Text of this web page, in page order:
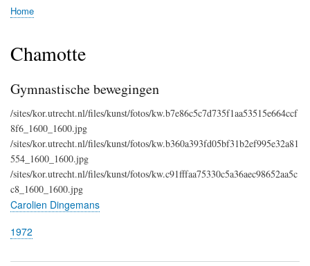
Home
Kunstwerken
Actueel
Routes
Breadcrumb
Home
Chamotte
Gymnastische bewegingen
/sites/kor.utrecht.nl/files/kunst/fotos/kw.b7e86c5c7d735f1aa53515e664ccf
8f6_1600_1600.jpg
/sites/kor.utrecht.nl/files/kunst/fotos/kw.b360a393fd05bf31b2ef995e32a81
554_1600_1600.jpg
/sites/kor.utrecht.nl/files/kunst/fotos/kw.c91fffaa75330c5a36aec98652aa5c
c8_1600_1600.jpg
Carolien Dingemans
1972